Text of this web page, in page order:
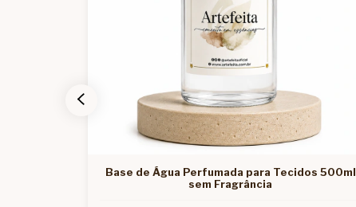
Base de Água Perfumada para Tecidos 500ml
sem Fragrância